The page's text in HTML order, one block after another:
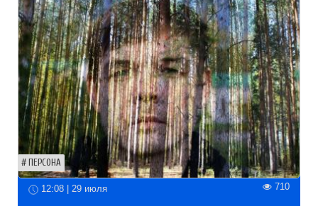
ПЕРСОНА
12:08 | 29 июля 710